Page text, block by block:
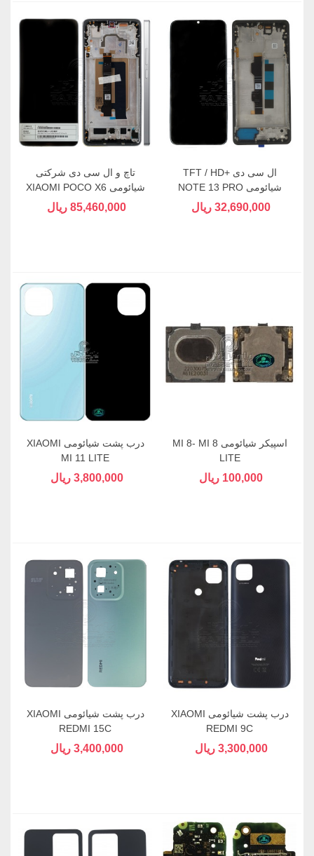
ال سی دی +TFT / HD
شیائومی NOTE 13 PRO
(4G) & POCO M6 PRO
32,690,000 ریال
تاچ و ال سی دی شرکتی
شیائومی XIAOMI POCO X6
PRO
85,460,000 ریال
اسپیکر شیائومی MI 8- MI 8
LITE
100,000 ریال
درب پشت شیائومی XIAOMI
MI 11 LITE
3,800,000 ریال
درب پشت شیائومی XIAOMI
REDMI 9C
3,300,000 ریال
درب پشت شیائومی XIAOMI
REDMI 15C
3,400,000 ریال